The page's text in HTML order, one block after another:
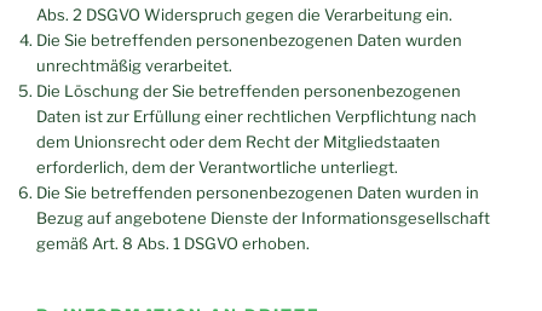
Abs. 2 DSGVO Widerspruch gegen die Verarbeitung ein.
Die Sie betreffenden personenbezogenen Daten wurden
unrechtmäßig verarbeitet.
Die Löschung der Sie betreffenden personenbezogenen
Daten ist zur Erfüllung einer rechtlichen Verpflichtung nach
dem Unionsrecht oder dem Recht der Mitgliedstaaten
erforderlich, dem der Verantwortliche unterliegt.
Die Sie betreffenden personenbezogenen Daten wurden in
Bezug auf angebotene Dienste der Informationsgesellschaft
gemäß Art. 8 Abs. 1 DSGVO erhoben.